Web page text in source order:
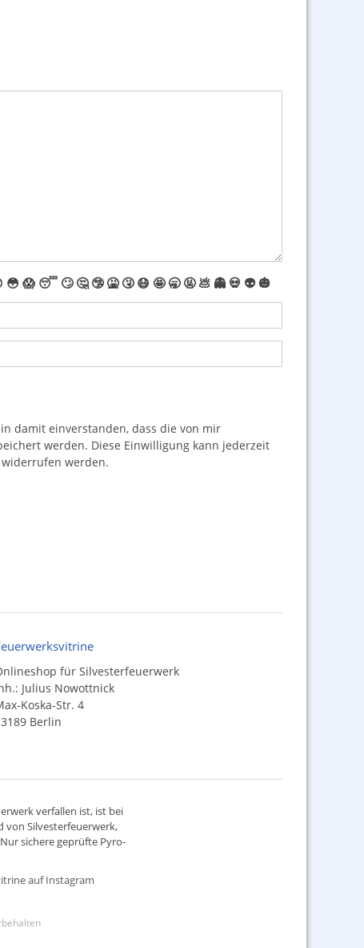
😳 😱 😴 🙄 🤔 🤥 🤮 🤧 😷 🤩 🥱 🤬 💩 👻 💀 👽 🎃
damit einverstanden, dass die von mir
werden. Diese Einwilligung kann jederzeit
widerrufen werden.
für Silvesterfeuerwerk
Julius Nowottnick
Koska-Str. 4
Berlin
verfallen ist, ist bei
von Silvesterfeuerwerk,
sichere geprüfte Pyro-
auf Instagram